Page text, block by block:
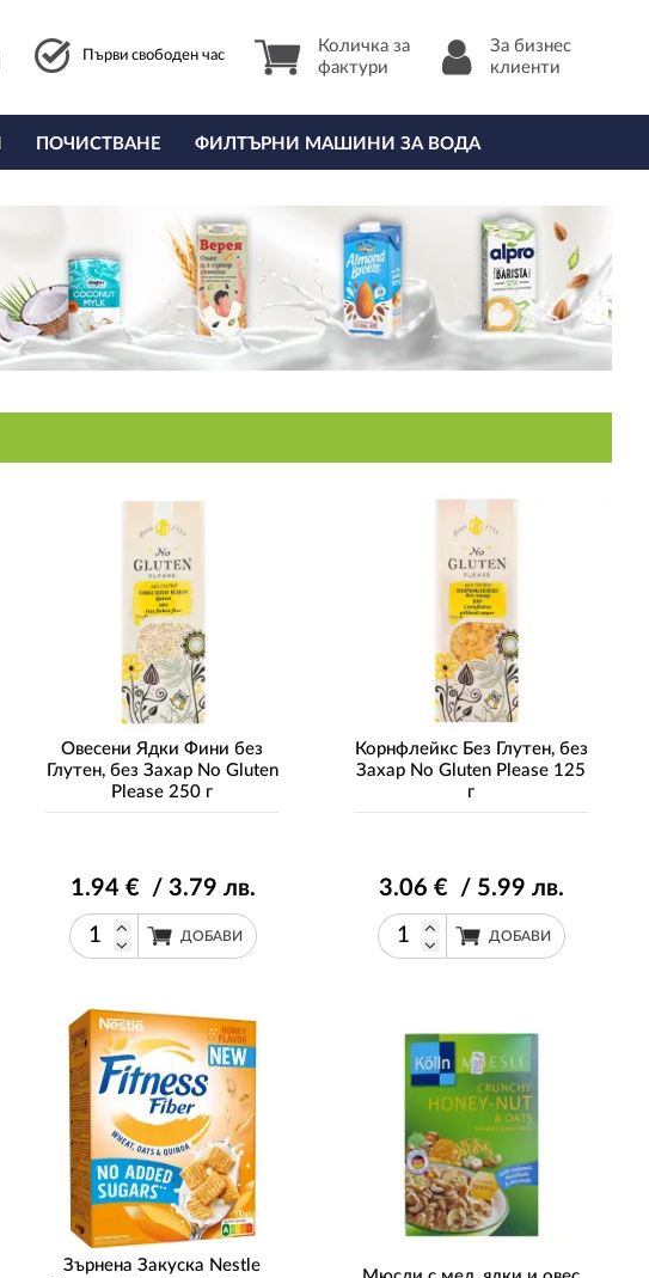
Първи свободен час
Количка за
фактури
За бизнес
клиенти
ПОЧИСТВАНЕ ФИЛТЪРНИ МАШИНИ ЗА ВОДА
Овесени Ядки Фини без
Глутен, без Захар No Gluten
Please 250 г
1.94 € / 3.79 лв.
ДОБАВИ
Корнфлейкс Без Глутен, без
Захар No Gluten Please 125
г
3.06 € / 5.99 лв.
ДОБАВИ
Зърнена Закуска Nestle